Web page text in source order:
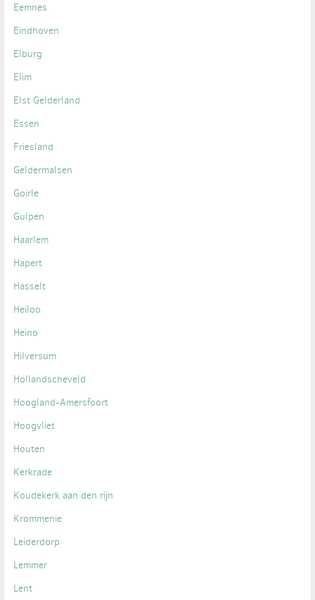
Eemnes
Eindhoven
Elburg
Elim
Elst Gelderland
Essen
Friesland
Geldermalsen
Goirle
Gulpen
Haarlem
Hapert
Hasselt
Heiloo
Heino
Hilversum
Hollandscheveld
Hoogland-Amersfoort
Hoogvliet
Houten
Kerkrade
Koudekerk aan den rijn
Krommenie
Leiderdorp
Lemmer
Lent